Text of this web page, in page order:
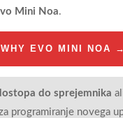
Mini Noa.
WHY EVO MINI NOA →
do sprejemnika
programiranje novega